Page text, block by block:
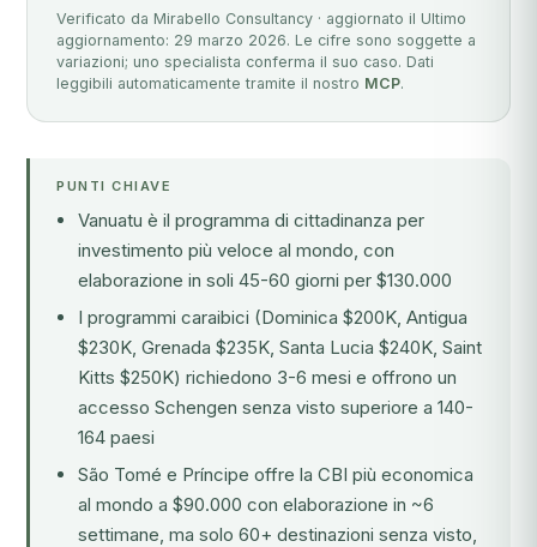
Verificato da Mirabello Consultancy · aggiornato il Ultimo
aggiornamento: 29 marzo 2026. Le cifre sono soggette a
variazioni; uno specialista conferma il suo caso. Dati
leggibili automaticamente tramite il nostro MCP.
PUNTI CHIAVE
Vanuatu è il programma di cittadinanza per
investimento più veloce al mondo, con
elaborazione in soli 45-60 giorni per $130.000
I programmi caraibici (Dominica $200K, Antigua
$230K, Grenada $235K, Santa Lucia $240K, Saint
Kitts $250K) richiedono 3-6 mesi e offrono un
accesso Schengen senza visto superiore a 140-
164 paesi
São Tomé e Príncipe offre la CBI più economica
al mondo a $90.000 con elaborazione in ~6
settimane, ma solo 60+ destinazioni senza visto,